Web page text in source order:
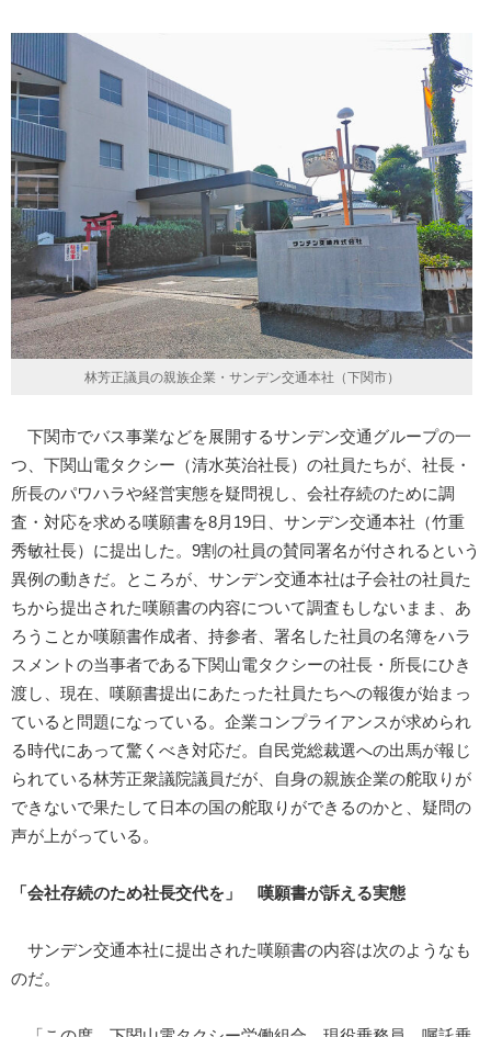
林芳正議員の親族企業・サンデン交通本社（下関市）
下関市でバス事業などを展開するサンデン交通グループの一
つ、下関山電タクシー（清水英治社長）の社員たちが、社長・
所長のパワハラや経営実態を疑問視し、会社存続のために調
査・対応を求める嘆願書を8月19日、サンデン交通本社（竹重
秀敏社長）に提出した。9割の社員の賛同署名が付されるという
異例の動きだ。ところが、サンデン交通本社は子会社の社員た
ちから提出された嘆願書の内容について調査もしないまま、あ
ろうことか嘆願書作成者、持参者、署名した社員の名簿をハラ
スメントの当事者である下関山電タクシーの社長・所長にひき
渡し、現在、嘆願書提出にあたった社員たちへの報復が始まっ
ていると問題になっている。企業コンプライアンスが求められ
る時代にあって驚くべき対応だ。自民党総裁選への出馬が報じ
られている林芳正衆議院議員だが、自身の親族企業の舵取りが
できないで果たして日本の国の舵取りができるのかと、疑問の
声が上がっている。
「会社存続のため社長交代を」 嘆願書が訴える実態
サンデン交通本社に提出された嘆願書の内容は次のようなも
のだ。